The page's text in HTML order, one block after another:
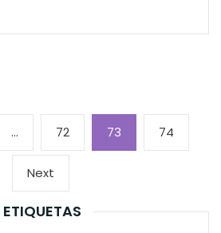
… Page
72 Page
73 Page
74
NextNext
page
ETIQUETAS